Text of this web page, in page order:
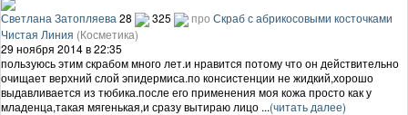
Светлана Затопляева 28 325 про Скраб с абрикосовыми косточками
Чистая Линия (Косметика)
29 ноября 2014 в 22:35
пользуюсь этим скрабом много лет.и нравится потому что он действительно
очищает верхний слой эпидермиса.по консистенции не жидкий,хорошо
выдавливается из тюбика.после его применения моя кожа просто как у
младенца,такая мягенькая,и сразу вытираю лицо ...(читать далее)